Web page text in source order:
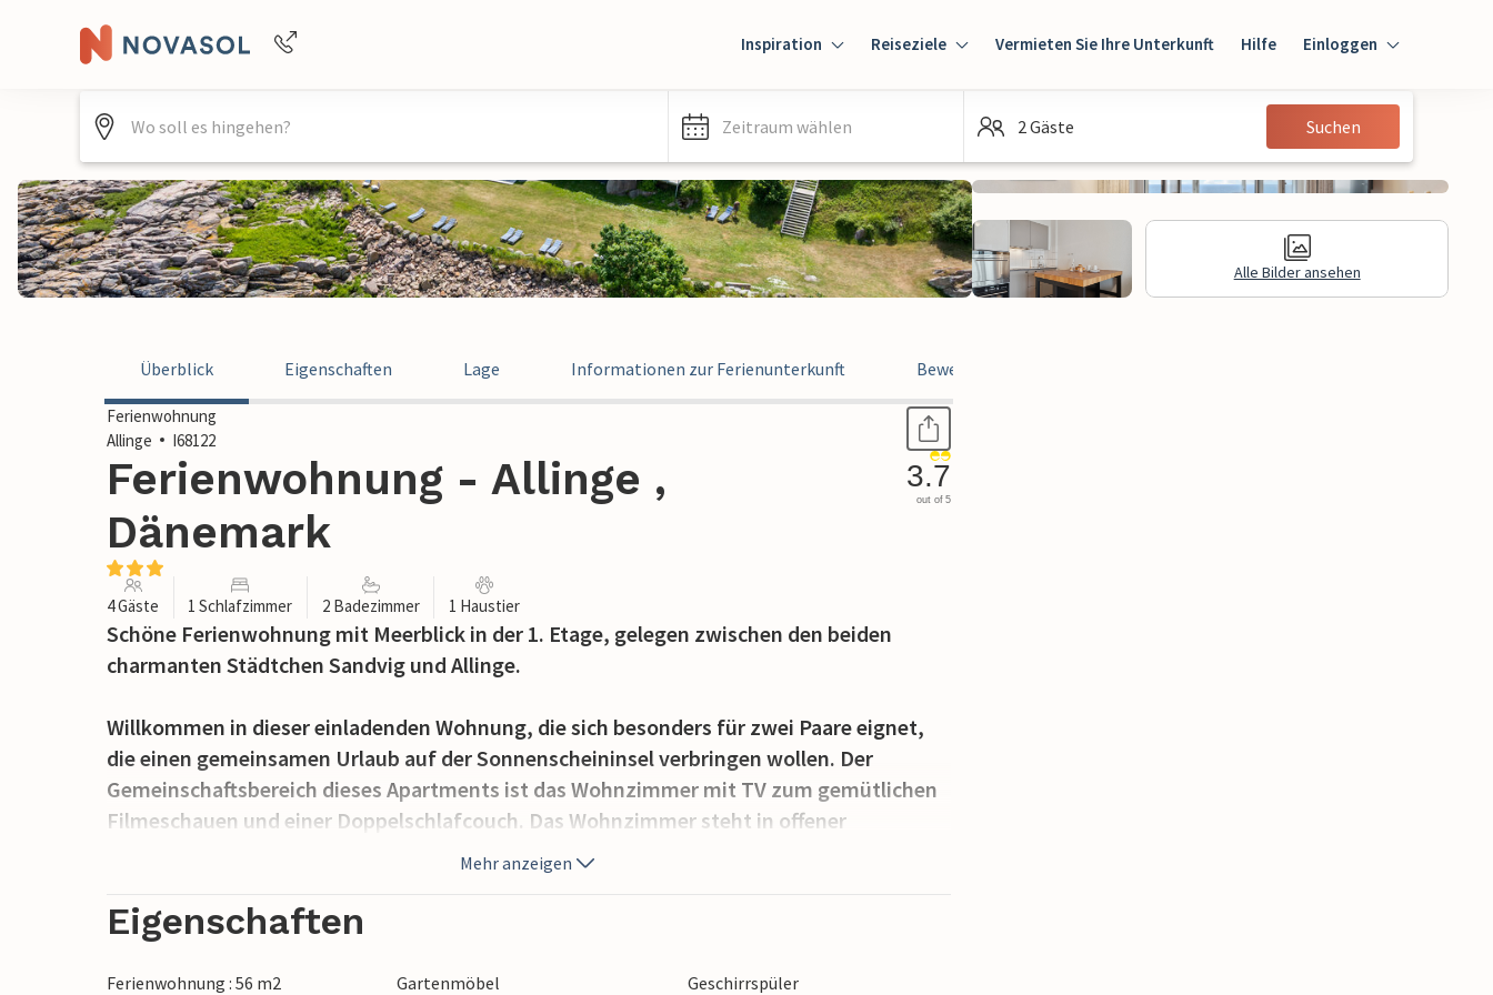
Inspiration Reiseziele Vermieten Sie Ihre Unterkunft Hilfe Einloggen
Einloggen
Gast
Zeitraum wählen 2 Gäste Suchen
Alle Bilder ansehen
Überblick Eigenschaften Lage Informationen zur Ferienunterkunft Bewertungen
Ferienwohnung
Allinge
I68122
Ferienwohnung - Allinge ,
Dänemark
3.7
out of 5
4 Gäste 1 Schlafzimmer 2 Badezimmer 1 Haustier
Schöne Ferienwohnung mit Meerblick in der 1. Etage, gelegen zwischen den beiden
charmanten Städtchen Sandvig und Allinge.
Willkommen in dieser einladenden Wohnung, die sich besonders für zwei Paare eignet,
die einen gemeinsamen Urlaub auf der Sonnenscheininsel verbringen wollen. Der
Gemeinschaftsbereich dieses Apartments ist das Wohnzimmer mit TV zum gemütlichen
Filmeschauen und einer Doppelschlafcouch. Das Wohnzimmer steht in offener
Verbindung mit der Küche, wo Sie gemeinsam köstliche Gerichte zubereiten können. Das
Badezimmer verfügt über Dusche, WC und Fußbodenheizung. Die Wohnung verfügt über
eine Terrasse mit herrlichem Panoramablick auf das Meer - der perfekte Ort, um Ihren
Morgenkaffee oder ein Glas Wein am Abend zu genießen. Sollten Sie mit mehreren Paaren
oder befreundeten Familien verreisen, können Sie je nach Verfügbarkeit weitere
Mehr anzeigen
Eigenschaften
Ferienwohnung : 56 m2 Gartenmöbel
Geschirrspüler